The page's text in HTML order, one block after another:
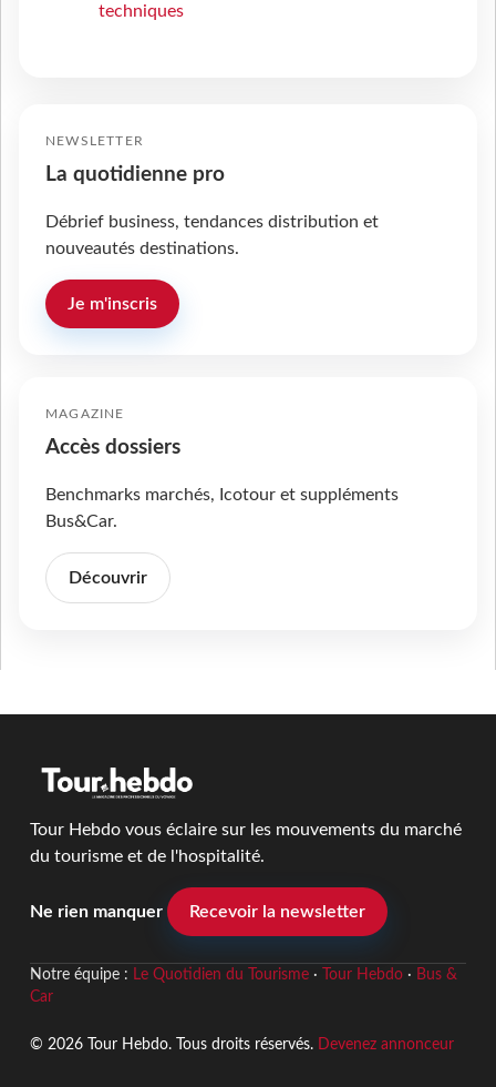
techniques
NEWSLETTER
La quotidienne pro
Débrief business, tendances distribution et
nouveautés destinations.
Je m'inscris
MAGAZINE
Accès dossiers
Benchmarks marchés, Icotour et suppléments
Bus&Car.
Découvrir
Tour Hebdo vous éclaire sur les mouvements du marché
du tourisme et de l'hospitalité.
Ne rien manquer Recevoir la newsletter
Notre équipe : Le Quotidien du Tourisme· Tour Hebdo· Bus &
Car
© 2026 Tour Hebdo. Tous droits réservés. Devenez annonceur